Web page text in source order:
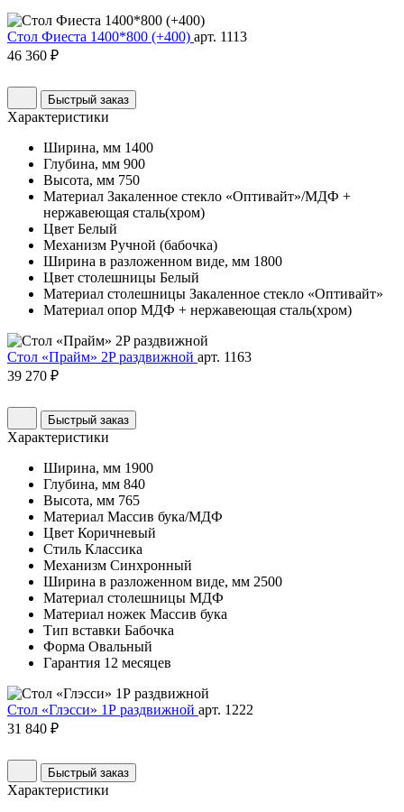
Стол Фиеста 1400*800 (+400) арт. 1113
46 360 ₽
Быстрый заказ
Характеристики
Ширина, мм 1400
Глубина, мм 900
Высота, мм 750
Материал Закаленное стекло «Оптивайт»/МДФ +
нержавеющая сталь(хром)
Цвет Белый
Механизм Ручной (бабочка)
Ширина в разложенном виде, мм 1800
Цвет столешницы Белый
Материал столешницы Закаленное стекло «Оптивайт»
Материал опор МДФ + нержавеющая сталь(хром)
Стол «Прайм» 2P раздвижной арт. 1163
39 270 ₽
Быстрый заказ
Характеристики
Ширина, мм 1900
Глубина, мм 840
Высота, мм 765
Материал Массив бука/МДФ
Цвет Коричневый
Стиль Классика
Механизм Синхронный
Ширина в разложенном виде, мм 2500
Материал столешницы МДФ
Материал ножек Массив бука
Тип вставки Бабочка
Форма Овальный
Гарантия 12 месяцев
Стол «Глэсси» 1Р раздвижной арт. 1222
31 840 ₽
Быстрый заказ
Характеристики